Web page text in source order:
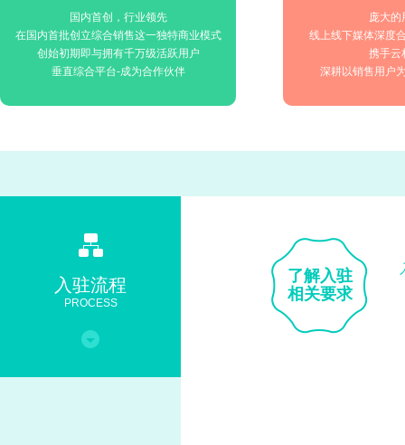
国内首创，行业领先
在国内首批创立综合销售这一独特商业模式
创始初期即与拥有千万级活跃用户
垂直综合平台-成为合作伙伴
庞大的
线上线下媒体深度
携手云
深耕以销售用户
入驻流程
PROCESS
了解入驻
相关要求